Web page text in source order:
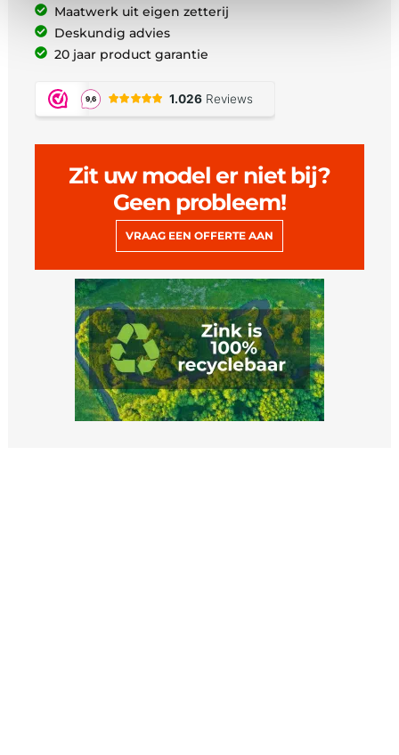
Maatwerk uit eigen zetterij
Deskundig advies
20 jaar product garantie
Zit uw model er niet bij?
Geen probleem!
VRAAG EEN OFFERTE AAN